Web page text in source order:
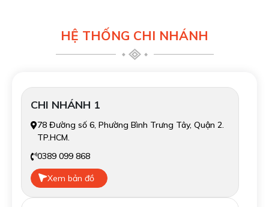
HỆ THỐNG CHI NHÁNH
CHI NHÁNH 1
78 Đường số 6, Phường Bình Trưng Tây, Quận 2.
TP.HCM.
0389 099 868
Xem bản đồ